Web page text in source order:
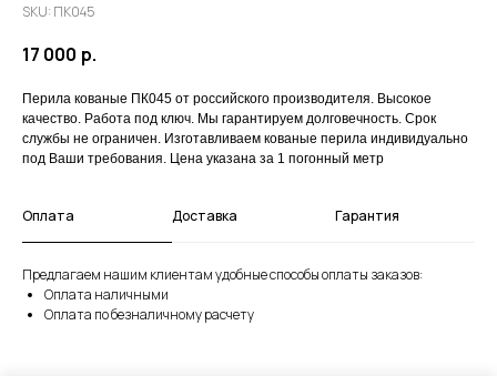
SKU: ПК045
17 000 р.
Перила кованые ПК045 от российского производителя. Высокое
качество. Работа под ключ. Мы гарантируем долговечность. Срок
службы не ограничен. Изготавливаем кованые перила индивидуально
под Ваши требования. Цена указана за 1 погонный метр
Оплата Доставка Гарантия
Предлагаем нашим клиентам удобные способы оплаты заказов:
Оплата наличными
Оплата по безналичному расчету